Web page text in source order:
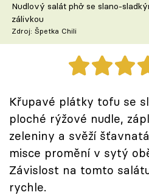
Těhotnej kuchař
Sledujte prima+
Sledujte nás
Nudlový salát phở se slano-
zálivkou
Zdroj: Špetka Chili
Křupavé plátky tofu se
ploché rýžové nudle,
zeleniny a svěží
misce promění v sytý
Závislost na tomto
rychle.